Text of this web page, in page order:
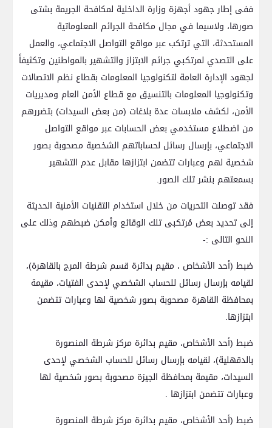
ففى إطار جهود أجهزة وزارة الداخلية لمكافحة الجريمة بشتى
صورها، ولاسيما في مجال مكافحة الجرائم المعلوماتية
المستحدثة، التي ترتكب عبر مواقع التواصل الاجتماعي، والعمل
على التصدي لمرتكبي جرائم الابتزاز والتشهير بالمواطنين وتكثيفاً
لجهود الإدارة العامة لتكنولوجيا المعلومات بقطاع نظم الاتصالات
وتكنولوجيا المعلومات بالتنسيق مع قطاع الأمن العام ومديريات
الأمن، لكشف ملابسات عدة بلاغات (من بعض السيدات) بتضررهم
من اضطلاع مستخدمي بعض الحسابات عبر مواقع التواصل
الاجتماعي، بإرسال رسائل لحساباتهم الشخصية مصحوبة بصور
شخصية لهم وعبارات تتضمن ابتزازها مقابل عدم التشهير
بسمعتهم بنشر تلك الصور.
فقد توصلت التحريات من خلال استخدام التقنيات الأمنية الحديثة
إلى تحديد بعض مُرتكبى تلك الوقائع وأمكن ضبطهم وذلك على
النحو التالى :-
ضبط (أحد الأشخاص ، مقيم بدائرة قسم شرطة المرج بالقاهرة)،
لقيامه بإرسال رسائل للحساب الشخصي لإحدى الفتيات، مقيمة
بمحافظة القاهرة مصحوبة بصور شخصية لها وعبارات تتضمن
ابتزازها.
ضبط (أحد الأشخاص، مقيم بدائرة مركز شرطة المنصورة
بالدقهلية)، لقيامه بإرسال رسائل للحساب الشخصي لإحدى
السيدات، مقيمة بمحافظة الجيزة مصحوبة بصور شخصية لها
وعبارات تتضمن ابتزازها .
ضبط (أحد الأشخاص، مقيم بدائرة مركز شرطة المنصورة